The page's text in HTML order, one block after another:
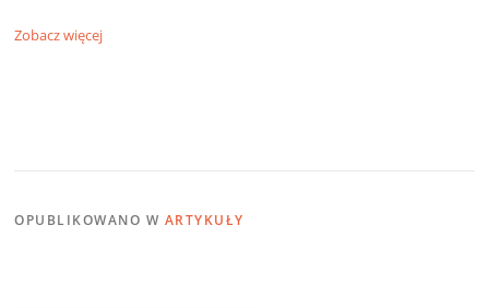
Zobacz więcej
OPUBLIKOWANO W ARTYKUŁY